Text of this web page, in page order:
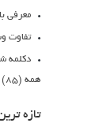
معرفی
تفاوت
دکلمه
همه (85)
تازه